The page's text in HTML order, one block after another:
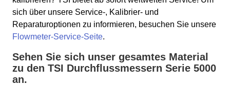
sich über unsere Service-, Kalibrier- und
Reparaturoptionen zu informieren, besuchen Sie unsere
Flowmeter-Service-Seite.
Sehen Sie sich unser gesamtes Material
zu den TSI Durchflussmessern Serie 5000
an.